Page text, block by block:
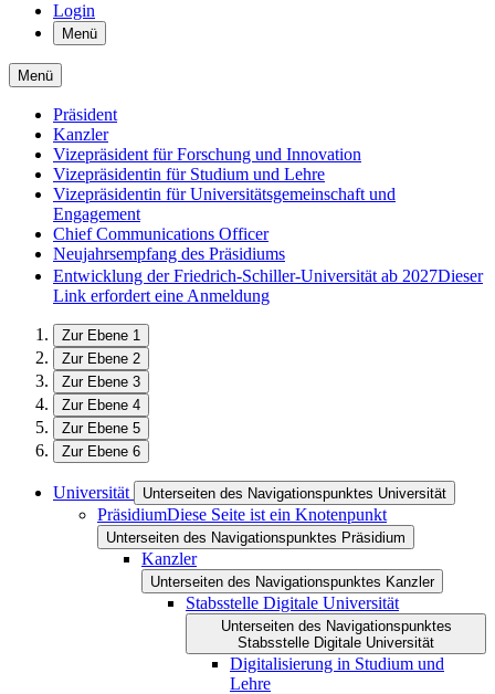
Login
Menü
Menü
Präsident
Kanzler
Vizepräsident für Forschung und Innovation
Vizepräsidentin für Studium und Lehre
Vizepräsidentin für Universitätsgemeinschaft und
Engagement
Chief Communications Officer
Neujahrsempfang des Präsidiums
Entwicklung der Friedrich-Schiller-Universität ab 2027Dieser
Link erfordert eine Anmeldung
Zur Ebene 1
Zur Ebene 2
Zur Ebene 3
Zur Ebene 4
Zur Ebene 5
Zur Ebene 6
Universität Unterseiten des Navigationspunktes Universität
PräsidiumDiese Seite ist ein Knotenpunkt
Unterseiten des Navigationspunktes Präsidium
Kanzler
Unterseiten des Navigationspunktes Kanzler
Stabsstelle Digitale Universität
Unterseiten des Navigationspunktes
Stabsstelle Digitale Universität
Digitalisierung in Studium und
Lehre